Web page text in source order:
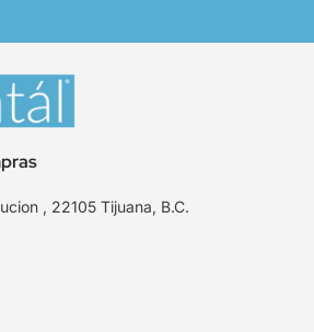
, 22105 Tijuana, B.C.